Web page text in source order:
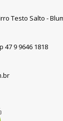
Testo Salto -
47 9 9646 1818